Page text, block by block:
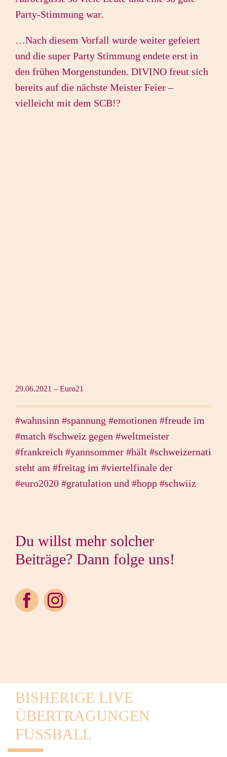
Party-Stimmung war.
…Nach diesem Vorfall wurde weiter gefeiert
und die super Party Stimmung endete erst in
den frühen Morgenstunden. DIVINO freut sich
bereits auf die nächste Meister Feier –
vielleicht mit dem SCB!?
29.06.2021 – Euro21
#wahnsinn #spannung #emotionen #freude im
#match #schweiz gegen #weltmeister
#frankreich #yannsommer #hält #schweizernati
steht am #freitag im #viertelfinale der
#euro2020 #gratulation und #hopp #schwiiz
Du willst mehr solcher
Beiträge? Dann folge uns!
BISHERIGE LIVE
ÜBERTRAGUNGEN
FUSSBALL